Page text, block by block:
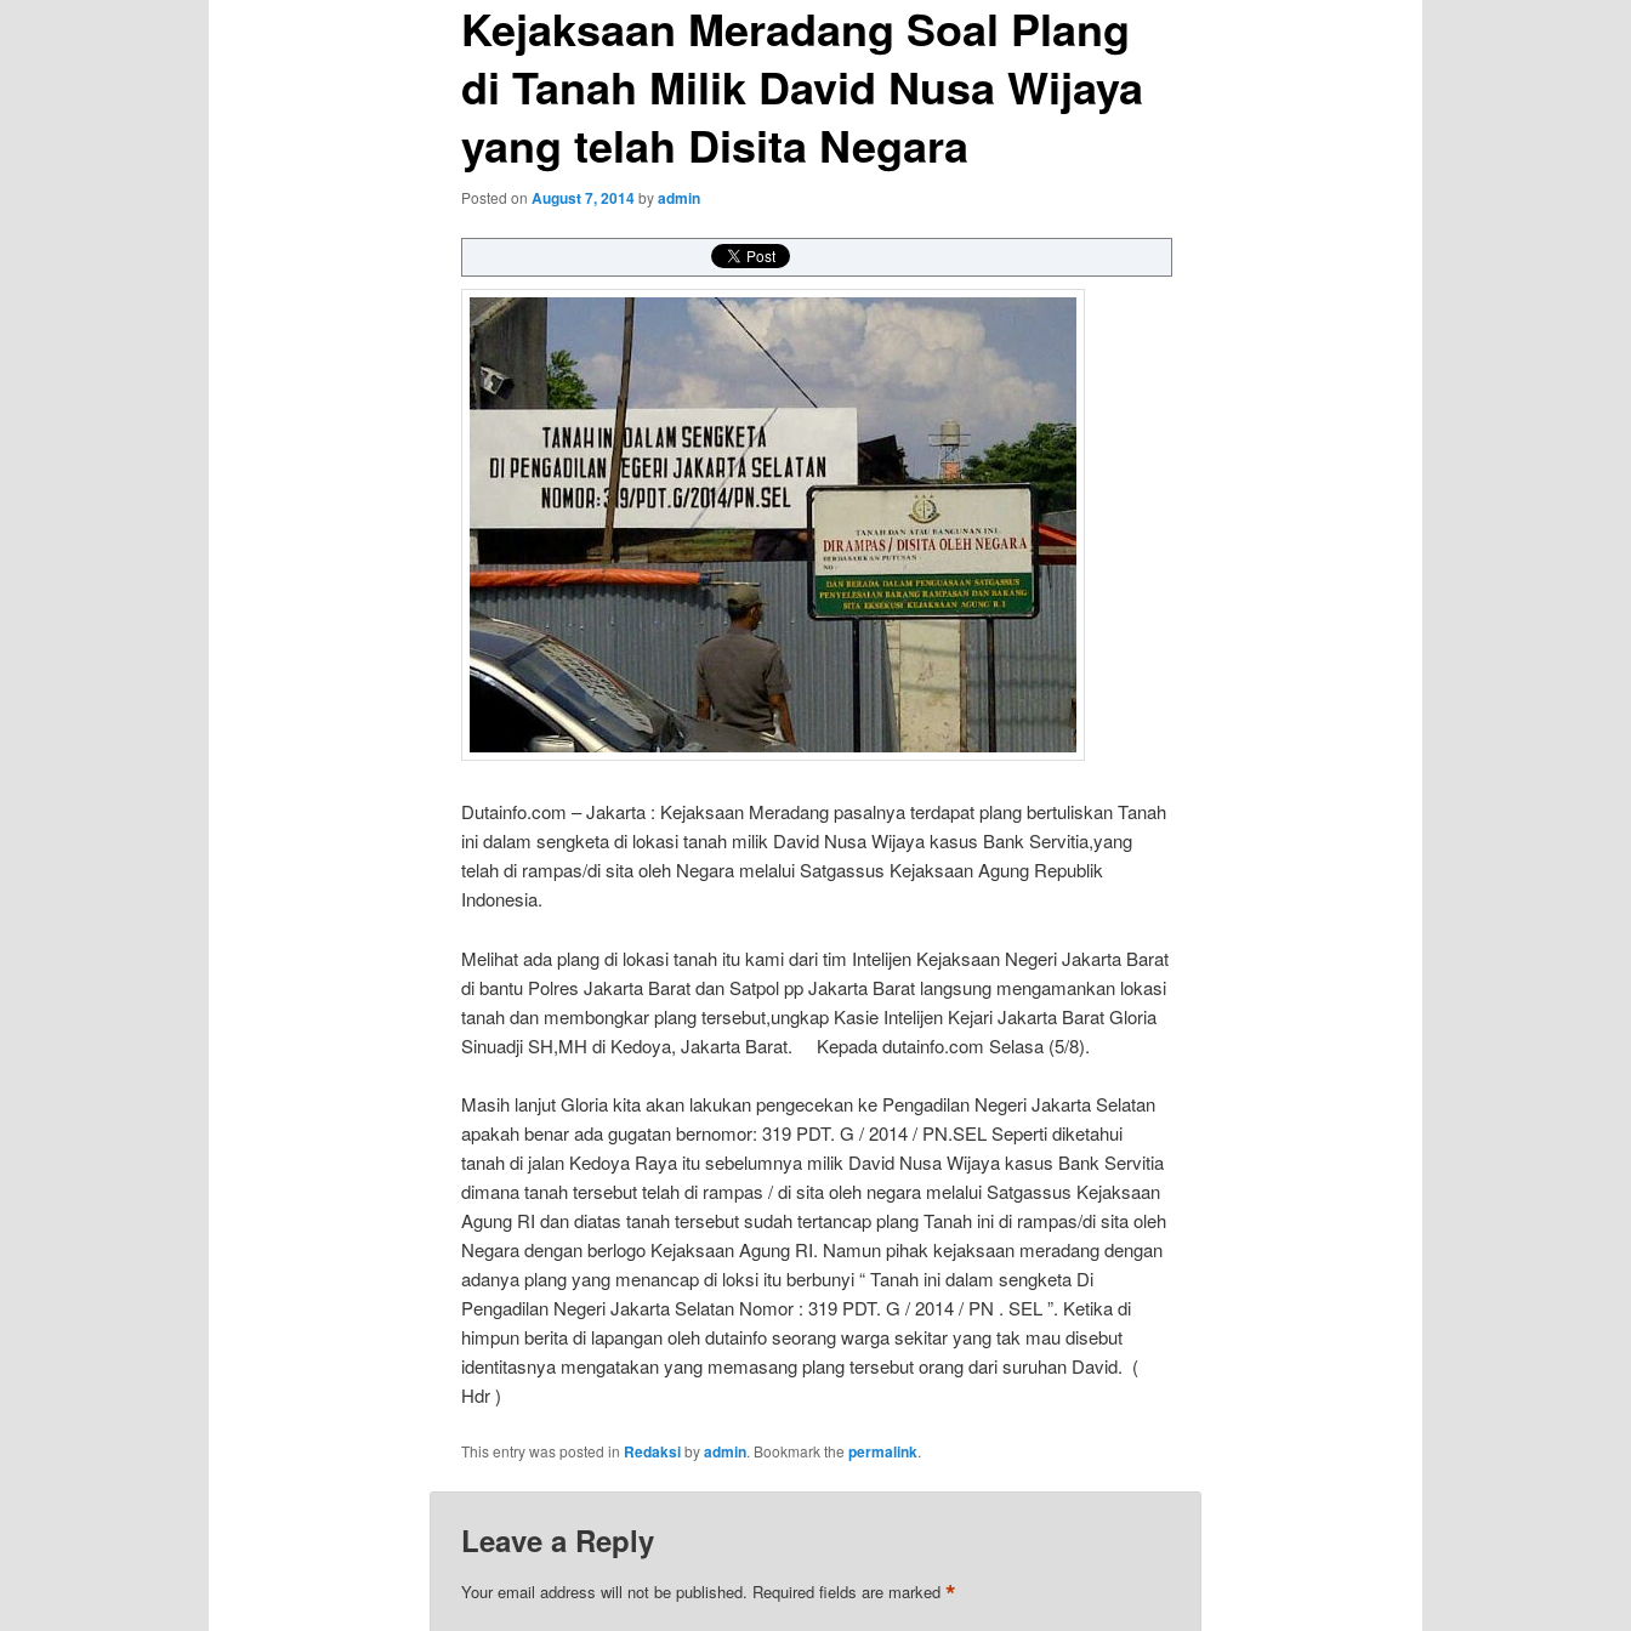
Kejaksaan Meradang Soal Plang
di Tanah Milik David Nusa Wijaya
yang telah Disita Negara
Posted on August 7, 2014byadmin
Dutainfo.com – Jakarta : Kejaksaan Meradang pasalnya terdapat plang bertuliskan Tanah
ini dalam sengketa di lokasi tanah milik David Nusa Wijaya kasus Bank Servitia,yang
telah di rampas/di sita oleh Negara melalui Satgassus Kejaksaan Agung Republik
Indonesia.
Melihat ada plang di lokasi tanah itu kami dari tim Intelijen Kejaksaan Negeri Jakarta Barat
di bantu Polres Jakarta Barat dan Satpol pp Jakarta Barat langsung mengamankan lokasi
tanah dan membongkar plang tersebut,ungkap Kasie Intelijen Kejari Jakarta Barat Gloria
Sinuadji SH,MH di Kedoya, Jakarta Barat. Kepada dutainfo.com Selasa (5/8).
Masih lanjut Gloria kita akan lakukan pengecekan ke Pengadilan Negeri Jakarta Selatan
apakah benar ada gugatan bernomor: 319 PDT. G / 2014 / PN.SEL Seperti diketahui
tanah di jalan Kedoya Raya itu sebelumnya milik David Nusa Wijaya kasus Bank Servitia
dimana tanah tersebut telah di rampas / di sita oleh negara melalui Satgassus Kejaksaan
Agung RI dan diatas tanah tersebut sudah tertancap plang Tanah ini di rampas/di sita oleh
Negara dengan berlogo Kejaksaan Agung RI. Namun pihak kejaksaan meradang dengan
adanya plang yang menancap di loksi itu berbunyi “ Tanah ini dalam sengketa Di
Pengadilan Negeri Jakarta Selatan Nomor : 319 PDT. G / 2014 / PN . SEL ”. Ketika di
himpun berita di lapangan oleh dutainfo seorang warga sekitar yang tak mau disebut
identitasnya mengatakan yang memasang plang tersebut orang dari suruhan David. (
Hdr )
This entry was posted in Redaksibyadmin. Bookmark the permalink.
Leave a Reply
Your email address will not be published. Required fields are marked *